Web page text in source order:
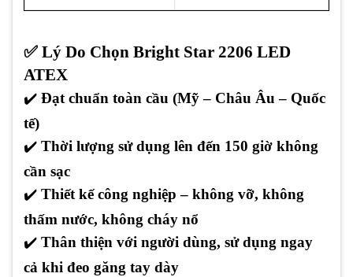
✅ Lý Do Chọn Bright Star 2206 LED
ATEX
✔️ Đạt chuẩn toàn cầu (Mỹ – Châu Âu – Quốc
tế)
✔️ Thời lượng sử dụng lên đến 150 giờ không
cần sạc
✔️ Thiết kế công nghiệp – không vỡ, không
thấm nước, không cháy nổ
✔️ Thân thiện với người dùng, sử dụng ngay
cả khi đeo găng tay dày